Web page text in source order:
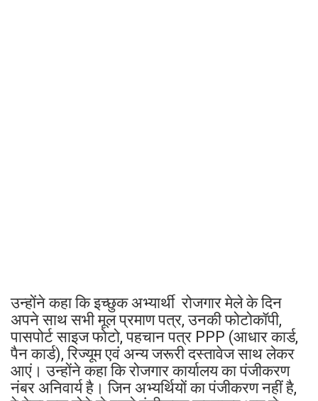
उन्होंने कहा कि इच्छुक अभ्यार्थी रोजगार मेले के दिन
अपने साथ सभी मूल प्रमाण पत्र, उनकी फोटोकॉपी,
पासपोर्ट साइज फोटो, पहचान पत्र PPP (आधार कार्ड,
पैन कार्ड), रिज्यूम एवं अन्य जरूरी दस्तावेज साथ लेकर
आएं। उन्होंने कहा कि रोजगार कार्यालय का पंजीकरण
नंबर अनिवार्य है। जिन अभ्यर्थियों का पंजीकरण नहीं है,